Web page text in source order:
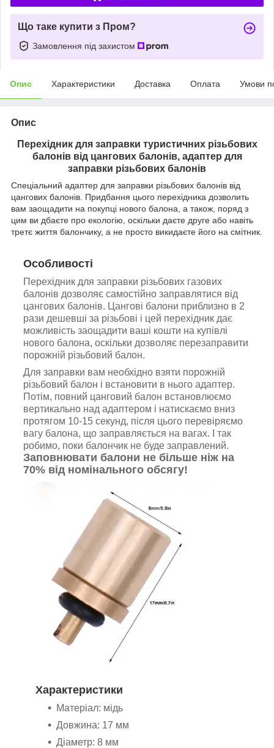
Що таке купити з Пром?
Замовлення під захистом
Опис Характеристики Доставка Оплата Умови
Опис
Перехідник для заправки туристичних різьбових
балонів від цангових балонів, адаптер для
заправки різьбових балонів
Спеціальний адаптер для заправки різьбових балонів від
цангових балонів. Придбання цього перехідника дозволить
вам заощадити на покупці нового балона, а також, поряд з
цим ви дбаєте про екологію, оскільки даєте друге або навіть
третє життя балончику, а не просто викидаєте його на смітник.
Особливості
Перехідник для заправки різьбових газових
балонів дозволяє самостійно заправлятися від
цангових балонів. Цангові балони приблизно в 2
рази дешевші за різьбові і цей перехідник дає
можливість заощадити ваші кошти на купівлі
нового балона, оскільки дозволяє перезаправити
порожній різьбовий балон.
Для заправки вам необхідно взяти порожній
різьбовий балон і встановити в нього адаптер.
Потім, повний цанговий балон встановлюємо
вертикально над адаптером і натискаємо вниз
протягом 10-15 секунд, після цього перевіряємо
вагу балона, що заправляється на вагах. І так
робимо, поки балончик не буде заправлений.
Заповнювати балони не більше ніж на
70% від номінального обсягу!
Характеристики
Матеріал: мідь
Довжина: 17 мм
Діаметр: 8 мм